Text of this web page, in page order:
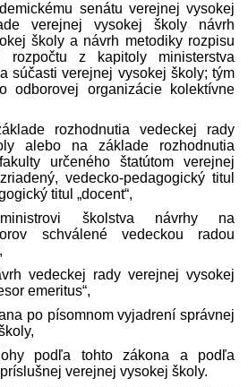
senátu verejnej vysokej
verejnej vysokej školy návrh
školy a návrh metodiky rozpisu
rozpočtu z kapitoly ministerstva
súčasti verejnej vysokej školy; tým
odborovej organizácie kolektívne
rozhodnutia vedeckej rady
alebo na základe rozhodnutia
určeného štatútom verejnej
vedecko-pedagogický titul
titul „docent“,
školstva návrhy na
schválené vedeckou radou
vedeckej rady verejnej vysokej
emeritus“,
po písomnom vyjadrení správnej
podľa tohto zákona a podľa
verejnej vysokej školy.